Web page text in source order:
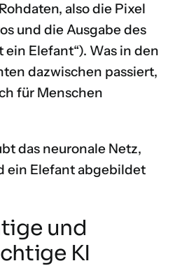
also die Pixel
und die Ausgabe des
ein Elefant“). Was in den
dazwischen passiert,
für Menschen
das neuronale Netz,
ein Elefant abgebildet
und
KI